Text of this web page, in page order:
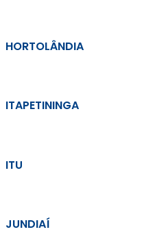
HORTOLÂNDIA
ITAPETININGA
ITU
JUNDIAÍ